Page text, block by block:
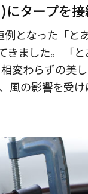
タープを
となった「と
きました。 「
変わらずの美し
風の影響を受